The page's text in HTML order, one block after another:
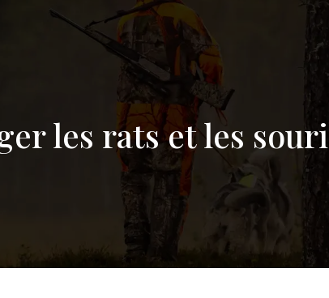
les rats et les